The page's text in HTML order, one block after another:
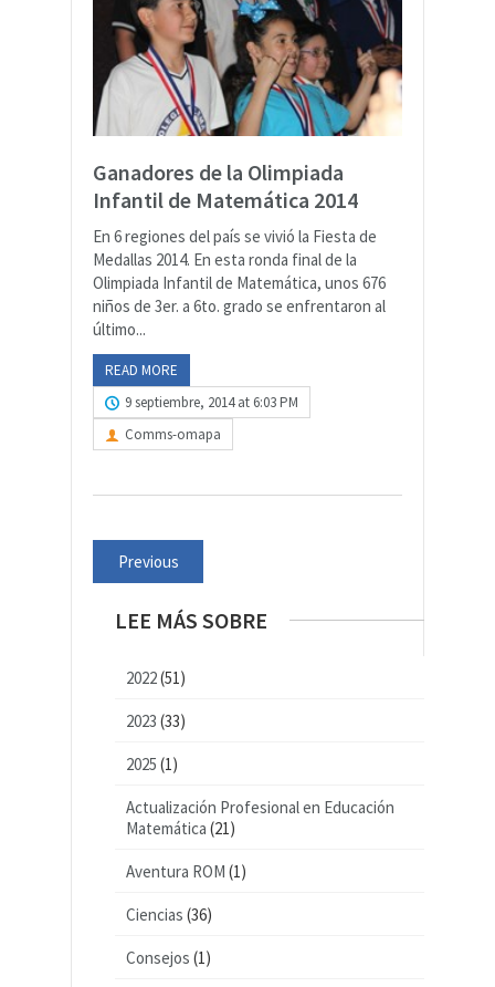
Ganadores de la Olimpiada
Infantil de Matemática 2014
En 6 regiones del país se vivió la Fiesta de
Medallas 2014. En esta ronda final de la
Olimpiada Infantil de Matemática, unos 676
niños de 3er. a 6to. grado se enfrentaron al
último...
READ MORE
9 septiembre, 2014 at 6:03 PM
Comms-omapa
Previous
LEE MÁS SOBRE
2022(51)
2023 (33)
2025 (1)
Actualización Profesional en Educación
Matemática (21)
Aventura ROM (1)
Ciencias (36)
Consejos (1)